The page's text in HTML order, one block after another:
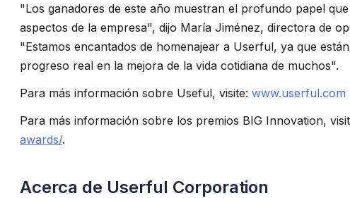
"Los ganadores de este año muestran el profundo papel
aspectos de la empresa", dijo María Jiménez, directora de
"Estamos encantados de homenajear a Userful, ya que
progreso real en la mejora de la vida cotidiana de muchos".
Para más información sobre Useful, visite: www.userful.com
Para más información sobre los premios BIG Innovation,
awards/.
Acerca de Userful Corporation